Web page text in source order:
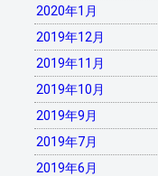
2020年1月
2019年12月
2019年11月
2019年10月
2019年9月
2019年7月
2019年6月